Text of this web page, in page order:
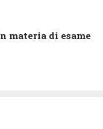
materia di esame